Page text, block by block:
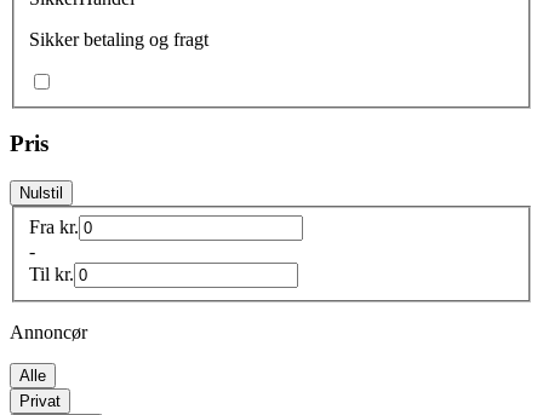
Sikker betaling og fragt
Pris
Nulstil
Fra kr.
-
Til kr.
Annoncør
Alle
Privat